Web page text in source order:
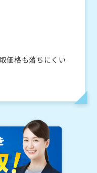
価格も落ちにくい